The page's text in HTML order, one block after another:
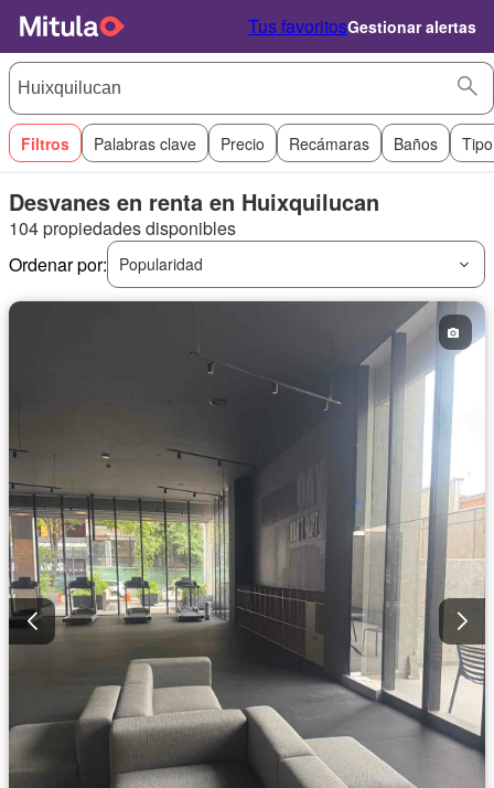
Tus favoritosGestionar alertas
Filtros Palabras clave Precio Recámaras Baños
Desvanes en renta en Huixquilucan
104 propiedades disponibles
Ordenar por:
Popularidad